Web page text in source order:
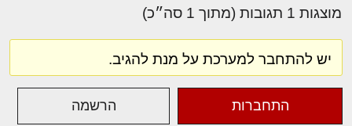
מוצגות 1 תגובות (מתוך 1 סה״כ)
יש להתחבר למערכת על מנת להגיב.
התחברות הרשמה